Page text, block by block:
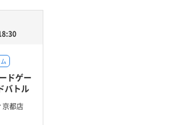
ドゲー
バトル
京都店